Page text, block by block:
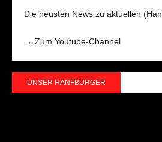
Die neusten News zu aktuellen
→ Zum Youtube-Channel
UNSER HANFBURGER